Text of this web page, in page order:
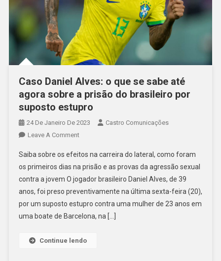
Caso Daniel Alves: o que se sabe até
agora sobre a prisão do brasileiro por
suposto estupro
24 De Janeiro De 2023
Castro Comunicações
Leave A Comment
Saiba sobre os efeitos na carreira do lateral, como foram
os primeiros dias na prisão e as provas da agressão sexual
contra a jovem O jogador brasileiro Daniel Alves, de 39
anos, foi preso preventivamente na última sexta-feira (20),
por um suposto estupro contra uma mulher de 23 anos em
uma boate de Barcelona, na […]
Continue lendo